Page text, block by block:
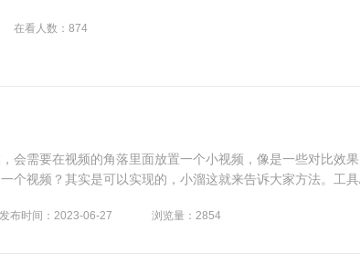
在看人数：874
会需要在视频的角落里面放置一个小视频，像是一些对比效
个视频？其实是可以实现的，小溜这就来告诉大家方法。工具/
发布时间：2023-06-27 浏览量：2854